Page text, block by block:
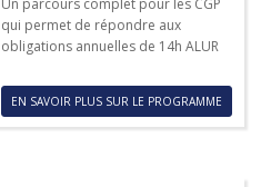
qui permet de répondre aux
obligations annuelles de 14h ALUR
EN SAVOIR PLUS SUR LE PROGRAMME